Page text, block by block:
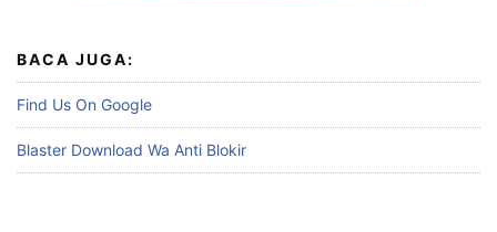
BACA JUGA:
Find Us On Google
Blaster Download Wa Anti Blokir